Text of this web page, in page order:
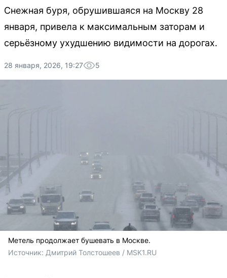
Снежная буря, обрушившаяся на Москву 28
января, привела к максимальным заторам и
серьёзному ухудшению видимости на дорогах.
28 января, 2026, 19:27 5
Метель продолжает бушевать в Москве.
Источник: Дмитрий Толстошеев / MSK1.RU